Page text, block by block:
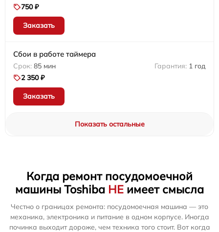
750 ₽
Заказать
Сбои в работе таймера
85 мин
1 год
2 350 ₽
Заказать
Показать остальные
Когда ремонт посудомоечной
машины Toshiba НЕ имеет смысла
Честно о границах ремонта: посудомоечная машина — это
механика, электроника и питание в одном корпусе. Иногда
починка выходит дороже, чем техника того стоит. Вот когда